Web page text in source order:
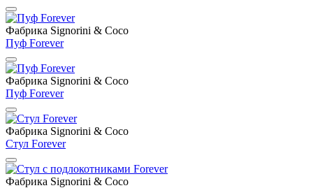
Фабрика Signorini & Coco
Пуф Forever
Фабрика Signorini & Coco
Пуф Forever
Фабрика Signorini & Coco
Стул Forever
Фабрика Signorini & Coco